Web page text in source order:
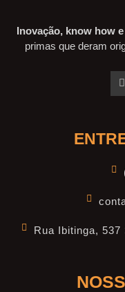
Inovação, know how
primas que deram
Rua Ibitinga, 537